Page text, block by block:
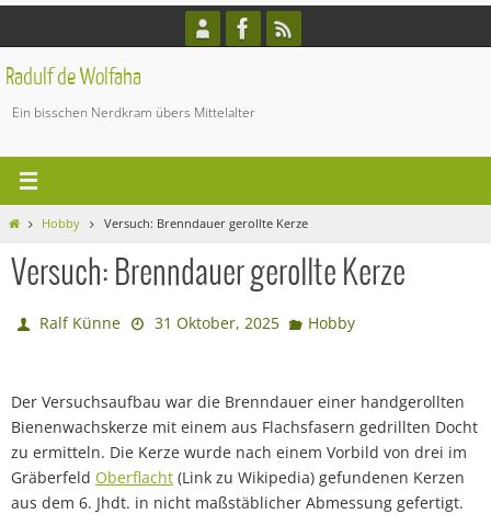
Inhalt
springen
Radulf de Wolfaha
Ein bisschen Nerdkram übers Mittelalter
StartHobby Versuch: Brenndauer gerollte Kerze
Versuch: Brenndauer gerollte Kerze
Ralf Künne 31 Oktober, 2025 Hobby
Der Versuchsaufbau war die Brenndauer einer handgerollten
Bienenwachskerze mit einem aus Flachsfasern gedrillten Docht
zu ermitteln. Die Kerze wurde nach einem Vorbild von drei im
Gräberfeld Oberflacht (Link zu Wikipedia) gefundenen Kerzen
aus dem 6. Jhdt. in nicht maßstäblicher Abmessung gefertigt.